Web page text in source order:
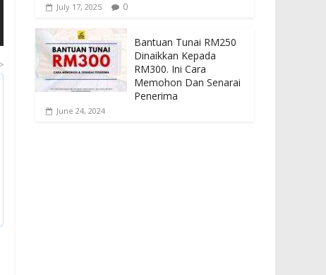
July 17, 2025 0
Bantuan Tunai RM250
Dinaikkan Kepada
RM300. Ini Cara
Memohon Dan Senarai
Penerima
June 24, 2024